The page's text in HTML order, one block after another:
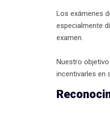
Los exámenes
especialmente
examen.
Nuestro
incentivarles en